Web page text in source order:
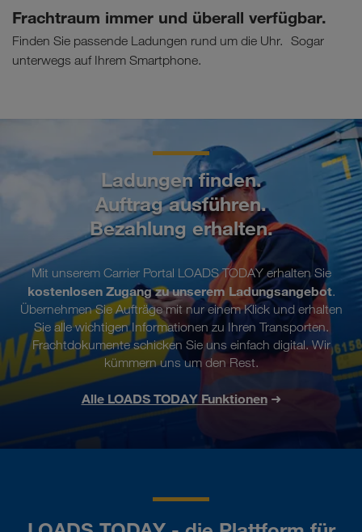
Frachtraum immer und überall verfügbar.
Finden Sie passende Ladungen rund um die Uhr. Sogar
unterwegs auf Ihrem Smartphone.
Ladungen finden.
Auftrag ausführen.
Bezahlung erhalten.
Mit unserem Carrier Portal LOADS TODAY erhalten Sie
kostenlosen Zugang zu unserem Ladungsangebot.
Übernehmen Sie Aufträge mit nur einem Klick und erhalten
Sie alle wichtigen Informationen zu Ihren Transporten.
Frachtdokumente schicken Sie uns einfach digital. Wir
kümmern uns um den Rest.
Alle LOADS TODAY Funktionen➜